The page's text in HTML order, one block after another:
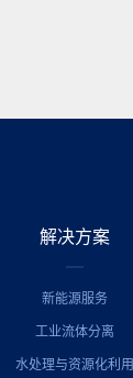
解决方案
新能源服务
工业流体分离
水处理与资源化利用